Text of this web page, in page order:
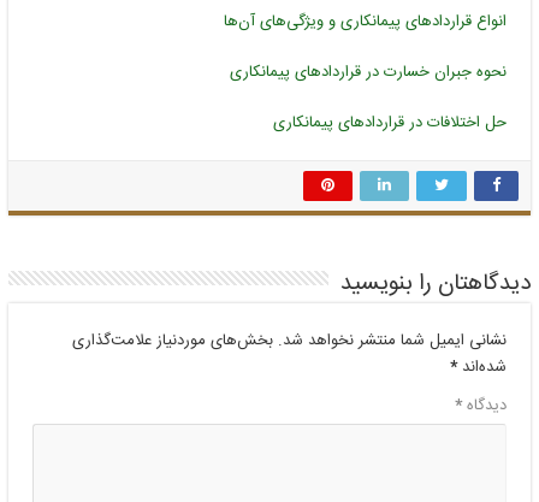
انواع قراردادهای پیمانکاری و ویژگی‌های آن‌ها
نحوه جبران خسارت در قراردادهای پیمانکاری
حل اختلافات در قراردادهای پیمانکاری
دیدگاهتان را بنویسید
نشانی ایمیل شما منتشر نخواهد شد. بخش‌های موردنیاز علامت‌گذاری
شده‌اند*
دیدگاه*